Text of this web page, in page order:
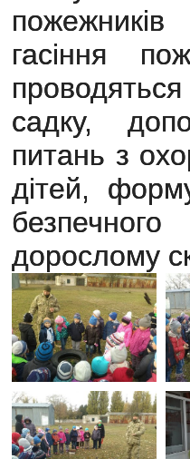
гасіння
садку,
питань з
дітей,
дорослому